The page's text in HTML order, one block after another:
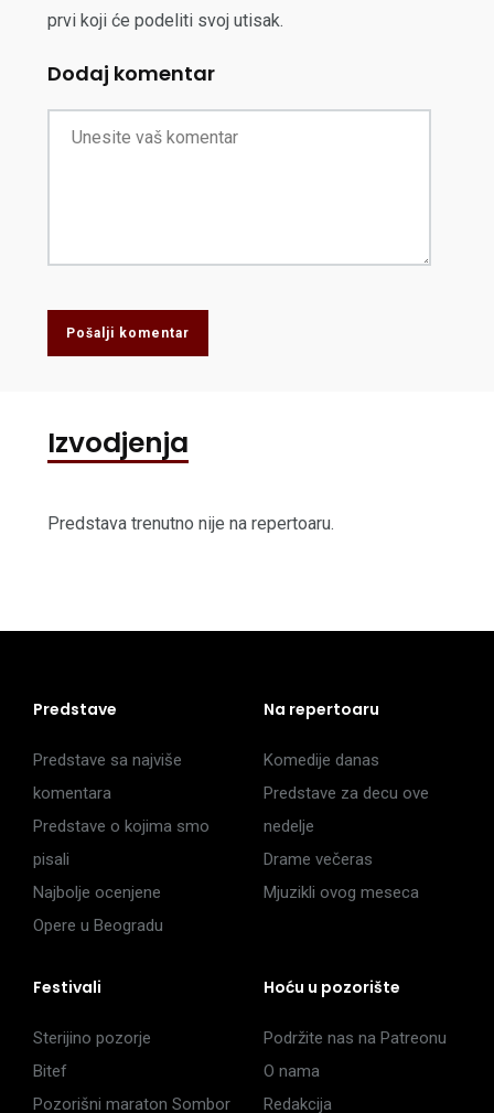
prvi koji će podeliti svoj utisak.
Dodaj komentar
Pošalji komentar
Izvodjenja
Predstava trenutno nije na repertoaru.
Predstave
Predstave sa najviše
komentara
Predstave o kojima smo
pisali
Najbolje ocenjene
Opere u Beogradu
Na repertoaru
Komedije danas
Predstave za decu ove
nedelje
Drame večeras
Mjuzikli ovog meseca
Festivali
Sterijino pozorje
Bitef
Pozorišni maraton Sombor
Hoću u pozorište
Podržite nas na Patreonu
O nama
Redakcija